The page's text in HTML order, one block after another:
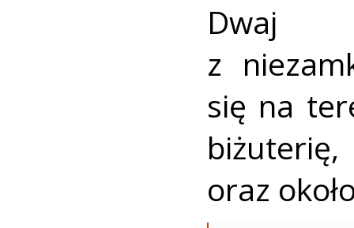
Dwaj
z
się na
oraz